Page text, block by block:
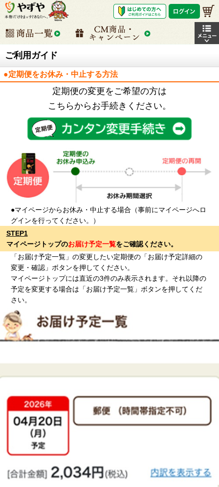
ご利用ガイド
●定期便をお休み・中止する方法
定期便の変更をご希望の方は
こちらからお手続きください。
●マイページからお休み・中止する場合（事前にマイページへロ
グインを行ってください。）
STEP1
マイページトップのお届け予定一覧をご確認ください。
「お届け予定一覧」の変更したい定期便の「お届け予定詳細の
変更・確認」ボタンを押してください。
マイページトップには直近の3件のみ表示されます。それ以降の
予定を変更する場合は「お届け予定一覧」ボタンを押してくだ
さい。